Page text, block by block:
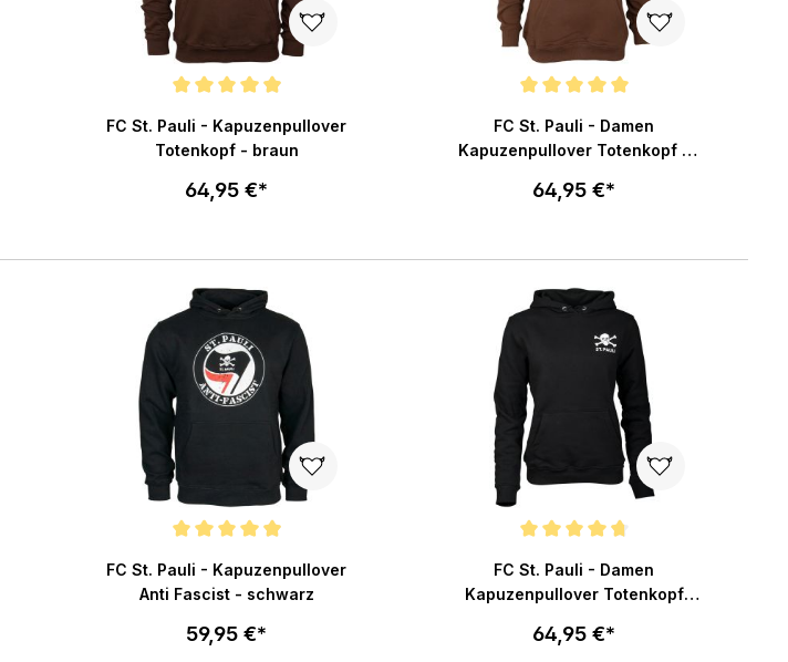
FC St. Pauli - Kapuzenpullover
Totenkopf - braun
64,95 €*
In den Warenkorb
FC St. Pauli - Damen
Kapuzenpullover Totenkopf -
64,95 €*
In den Warenkorb
FC St. Pauli - Kapuzenpullover
Anti Fascist - schwarz
59,95 €*
FC St. Pauli - Damen
Kapuzenpullover Totenkopf
64,95 €*